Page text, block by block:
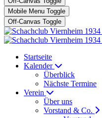
Mobile Menu Toggle
Off-Canvas Toggle
Startseite
Kalender
Überblick
Nächste Termine
Verein
Über uns
Vorstand & Co.